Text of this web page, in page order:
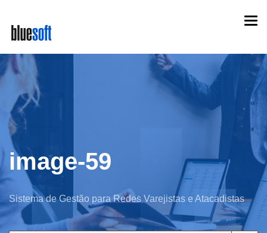
main
content
image-59
Sistema de Gestão para Redes Varejistas e Atacadistas